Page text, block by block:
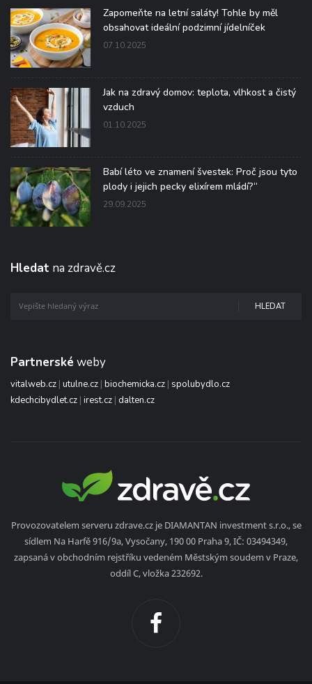
Zapomeňte na letní saláty! Tohle by měl
obsahovat ideální podzimní jídelníček
07.10.2025
Jak na zdravý domov: teplota, vlhkost a čistý
vzduch
01.10.2025
Babí léto ve znamení švestek: Proč jsou tyto
plody i jejich pecky elixírem mládí?“
29.09.2025
Hledat na zdravě.cz
HLEDAT
Partnerské weby
vitalweb.cz | utulne.cz | biochemicka.cz | spolubydlo.cz
kdechcibydlet.cz | irest.cz | dalten.cz
Provozovatelem serveru zdrave.cz je DIAMANTAN investment s.r.o., se
sídlem Na Harfě 916/9a, Vysočany, 190 00 Praha 9, IČ: 03494349,
zapsaná v obchodním rejstříku vedeném Městským soudem v Praze,
oddíl C, vložka 232692.